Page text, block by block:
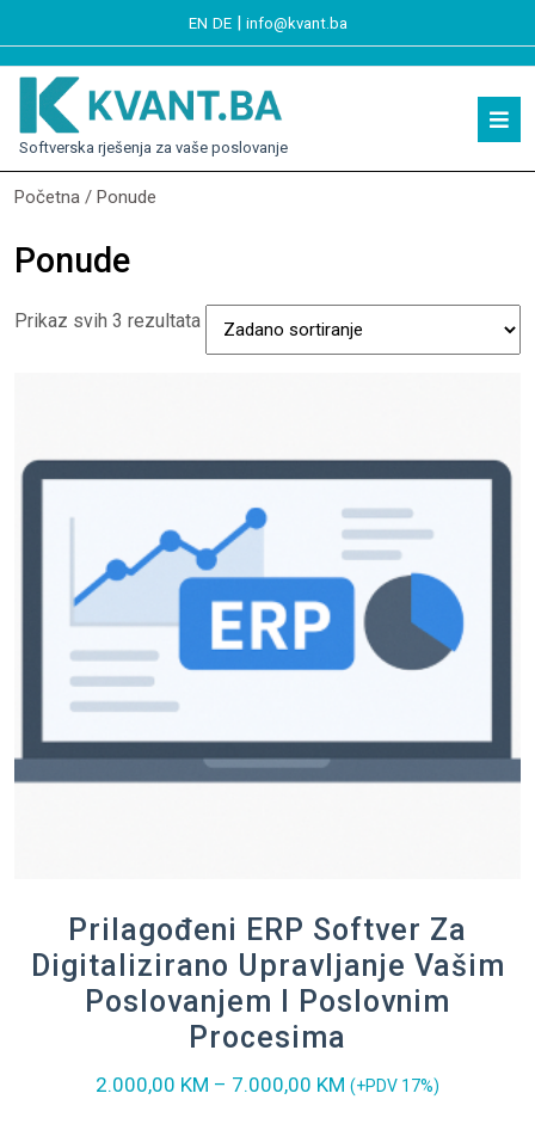
EN DE| info@kvant.ba
Softverska rješenja za vaše poslovanje
Početna / Ponude
Ponude
Prikaz svih 3 rezultata
Prilagođeni ERP Softver Za
Digitalizirano Upravljanje Vašim
Poslovanjem I Poslovnim
Procesima
2.000,00 KM – 7.000,00 KM (+PDV 17%)